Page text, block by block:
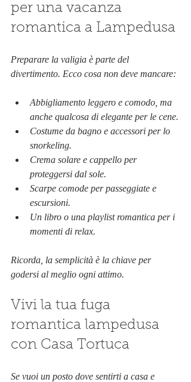
per una vacanza
romantica a Lampedusa
Preparare la valigia è parte del
divertimento. Ecco cosa non deve mancare:
Abbigliamento leggero e comodo, ma
anche qualcosa di elegante per le cene.
Costume da bagno e accessori per lo
snorkeling.
Crema solare e cappello per
proteggersi dal sole.
Scarpe comode per passeggiate e
escursioni.
Un libro o una playlist romantica per i
momenti di relax.
Ricorda, la semplicità è la chiave per
godersi al meglio ogni attimo.
Vivi la tua fuga
romantica lampedusa
con Casa Tortuca
Se vuoi un posto dove sentirti a casa e